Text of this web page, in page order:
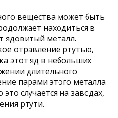
вещества может быть
находиться в
ядовитый металл.
отравление ртутью,
этот яд в небольших
длительного
парами этого металла
случается на заводах,
ртути.